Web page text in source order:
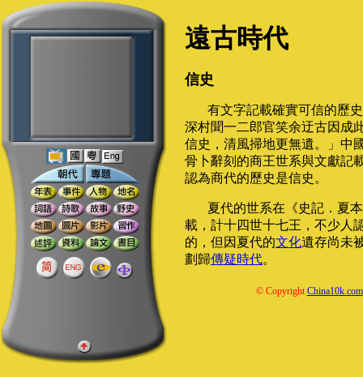
遠古時代
信史
有文字記載確實可信的歷
深村聞一二郎官笑余迂古因成
信史，清風掃地更無遺。」中
骨卜辭刻的商王世系與文獻記
認為商代的歷史是信史。
夏代的世系在《史記．夏
載，計十四世十七王，不少人
的，但因夏代的文化遺存尚未
劃歸傳疑時代。
© CopyrightChina10k.com